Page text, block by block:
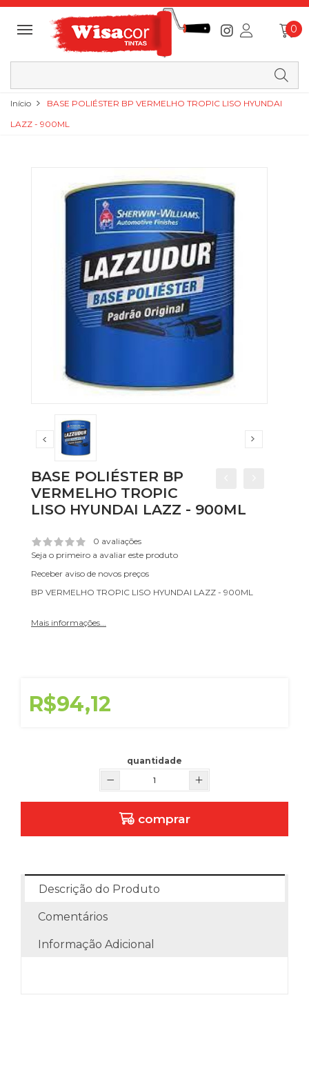
0
Início
BASE POLIÉSTER BP VERMELHO TROPIC LISO HYUNDAI
LAZZ - 900ML
BASE POLIÉSTER BP
VERMELHO TROPIC
LISO HYUNDAI LAZZ - 900ML
0 avaliações
Seja o primeiro a avaliar este produto
Receber aviso de novos preços
BP VERMELHO TROPIC LISO HYUNDAI LAZZ - 900ML
Mais informações...
R$94,12
quantidade
comprar
Descrição do Produto
Comentários
Informação Adicional